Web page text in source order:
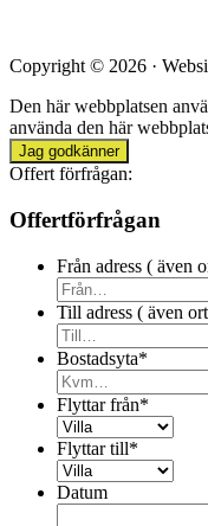
Copyright © 2026 ·
Den här webbplatsen
använda den här
Jag godkänner
Offert förfrågan:
Offertförfrågan
Från adress ( även
Till adress ( även
Bostadsyta*
Flyttar från*
Flyttar till*
Datum